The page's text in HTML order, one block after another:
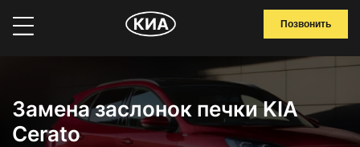
Позвонить
Замена заслонок печки KIA
Cerato